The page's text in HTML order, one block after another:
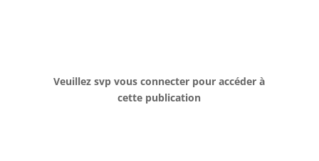
Veuillez svp vous connecter pour accéder à
cette publication